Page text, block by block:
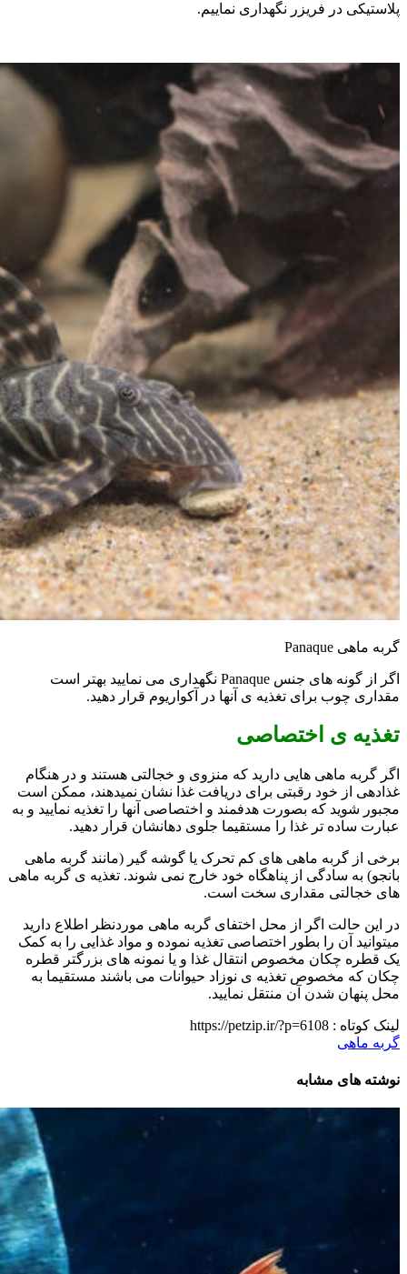
پلاستیکی در فریزر نگهداری نماییم.
گربه ماهی Panaque
اگر از گونه های جنس Panaque نگهداری می نمایید بهتر است
مقداری چوب برای تغذیه ی آنها در آکواریوم قرار دهید.
تغذیه ی اختصاصی
اگر گربه ماهی هایی دارید که منزوی و خجالتی هستند و در هنگام
غذادهی از خود رقبتی برای دریافت غذا نشان نمیدهند، ممکن است
مجبور شوید که بصورت هدفمند و اختصاصی آنها را تغذیه نمایید و به
عبارت ساده تر غذا را مستقیما جلوی دهانشان قرار دهید.
برخی از گربه ماهی های کم تحرک یا گوشه گیر (مانند گربه ماهی
بانجو) به سادگی از پناهگاه خود خارج نمی شوند. تغذیه ی گربه ماهی
های خجالتی مقداری سخت است.
در این حالت اگر از محل اختفای گربه ماهی موردنظر اطلاع دارید
میتوانید آن را بطور اختصاصی تغذیه نموده و مواد غذایی را به کمک
یک قطره چکان مخصوص انتقال غذا و یا نمونه های بزرگتر قطره
چکان که مخصوص تغذیه ی نوزاد حیوانات می باشند مستقیما به
محل پنهان شدن آن منتقل نمایید.
لینک کوتاه : https://petzip.ir/?p=6108
گربه ماهی
نوشته های مشابه